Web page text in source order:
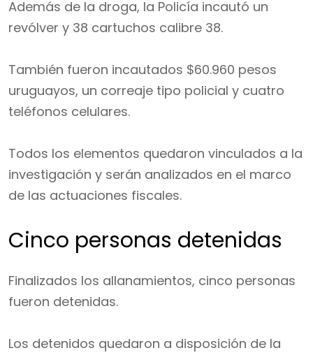
Además de la droga, la Policía incautó un
revólver y 38 cartuchos calibre 38.
También fueron incautados $60.960 pesos
uruguayos, un correaje tipo policial y cuatro
teléfonos celulares.
Todos los elementos quedaron vinculados a la
investigación y serán analizados en el marco
de las actuaciones fiscales.
Cinco personas detenidas
Finalizados los allanamientos, cinco personas
fueron detenidas.
Los detenidos quedaron a disposición de la